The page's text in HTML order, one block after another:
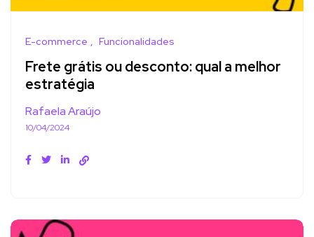
E-commerce Funcionalidades
Frete grátis ou desconto: qual a melhor
estratégia
Rafaela Araújo
10/04/2024